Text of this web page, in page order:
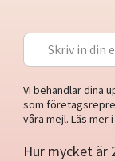
Vi behandlar dina
som
våra mejl. Läs mer
Hur mycket är